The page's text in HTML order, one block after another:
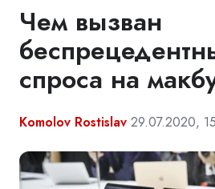
Чем вызван
спроса на
Komolov Rostislav 29.07.2020,